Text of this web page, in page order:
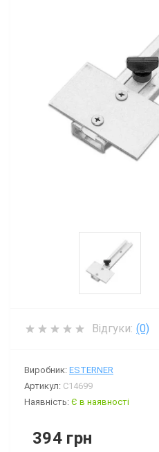
Відгуки: (0)
Виробник: ESTERNER
Артикул: C14699
Наявність: Є в наявності
394 грн